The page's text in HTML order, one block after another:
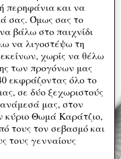
περηφάνια και να
σας. Όμως σας το
βάλω στο παιχνίδι
να λιγοστέψω τη
χωρίς να θέλω
των προγόνων μας
εκφράζοντας όλο το
σε δύο ξεχωριστούς
μας, στον
κύριο Θωμά Καράτζιο,
τους τον σεβασμό και
τους γενναίους